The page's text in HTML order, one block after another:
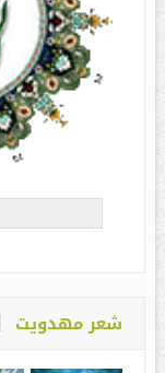
شعر مهدویت